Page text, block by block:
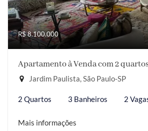
R$ 8.100.000
Apartamento à Venda com 2
Jardim Paulista, São Paulo-SP
2 Quartos 3 Banheiros 2
Mais informações